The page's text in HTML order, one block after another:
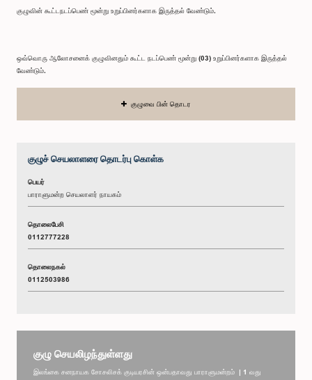
குழுவின் கூட்டநடப்பெண் மூன்று உறுப்பினர்களாக இருத்தல் வேண்டும்.
ஒவ்வொரு ஆலோசனைக் குழுவினதும் கூட்ட நடப்பெண் மூன்று (03) உறுப்பினர்களாக இருத்தல்
வேண்டும்.
குழுவை பின் தொடர
குழுச் செயலாளரை தொடர்பு கொள்க
பெயர்
பாராளுமன்ற செயலாளர் நாயகம்
தொலைபேசி
0112777228
தொலைநகல்
0112503986
குழு செயலிழந்துள்ளது
இலங்கை சனநாயக சோசலிசக் குடியரசின் ஒன்பதாவது பாராளுமன்றம் | 1 வது